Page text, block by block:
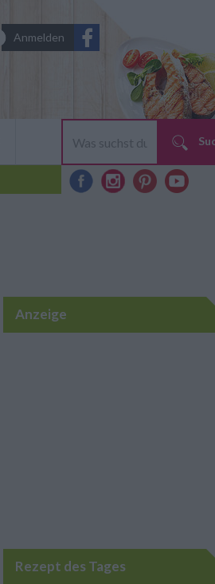
Anmelden
Anzeige
Rezept des Tages